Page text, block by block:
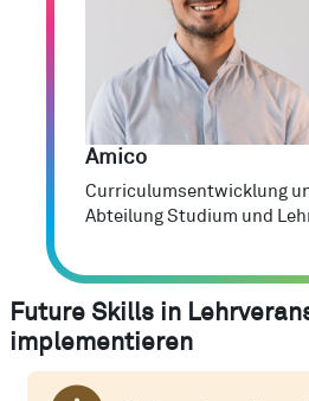
Amico
Curriculumsentwicklung
Abteilung Studium und
Future Skills in
implementieren